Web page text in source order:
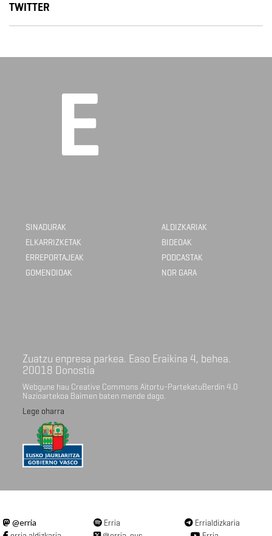
TWITTER
SINADURAK
ELKARRIZKETAK
ERREPORTAJEAK
GOMENDIOAK
ALDIZKARIAK
BIDEOAK
PODCASTAK
NOR GARA
Zuatzu enpresa parkea. Easo Eraikina 4, behea.
20018 Donostia
Webgune hau Creative Commons Aitortu-PartekatuBerdin 4.0
Nazioartekoa Baimen baten mende dago.
Lege oharra
@erria Erria
Errialdizkaria